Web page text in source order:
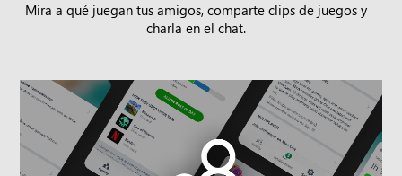
Mira a qué juegan tus amigos, comparte clips de juegos y
charla en el chat.